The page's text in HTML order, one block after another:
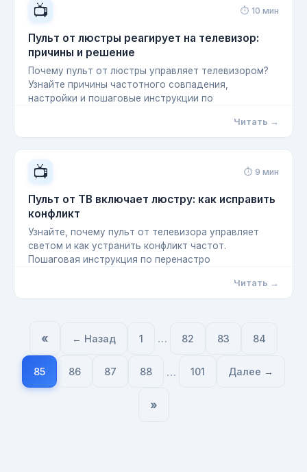
📺 ⏱ 10 мин
Пульт от люстры реагирует на телевизор:
причины и решение
Почему пульт от люстры управляет телевизором?
Узнайте причины частотного совпадения,
настройки и пошаговые инструкции по
Читать →
📺 ⏱ 9 мин
Пульт от ТВ включает люстру: как исправить
конфликт
Узнайте, почему пульт от телевизора управляет
светом и как устранить конфликт частот.
Пошаговая инструкция по перенастро
Читать →
« ← Назад 1 … 82 83 84
85 86 87 88 … 101 Далее →
»